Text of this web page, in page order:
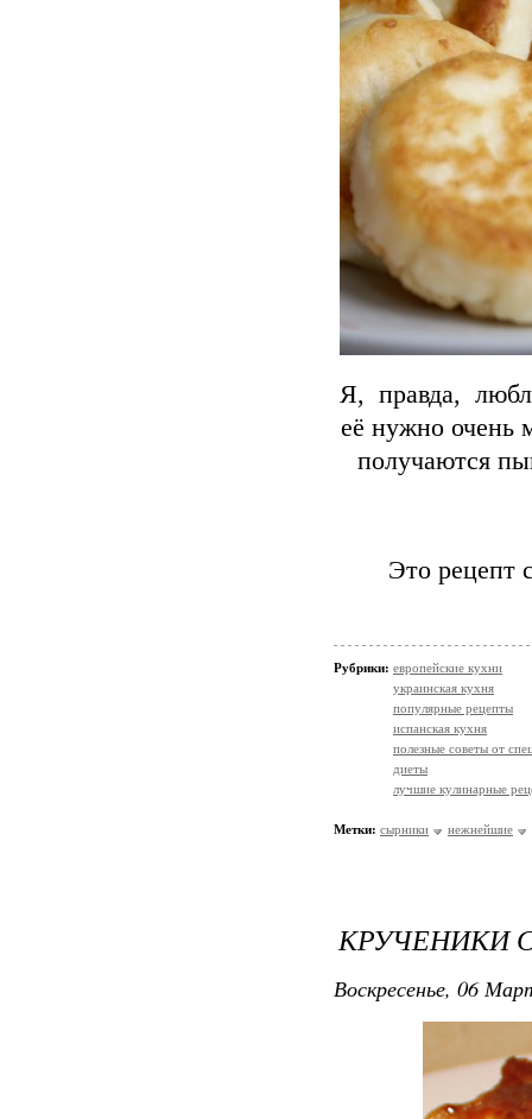
Я, правда,
её нужно очень
получаются
Это рецепт
Рубрики: европейские кухни
украинская кухня
популярные рецепты
испанская кухня
полезные советы от
диеты
лучшие кулинарные
Метки: сырники нежнейшие
КРУЧЕНИКИ
Воскресенье, 06